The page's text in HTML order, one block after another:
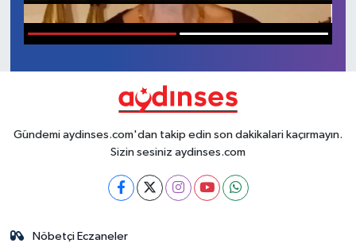
Gündemi aydinses.com'dan takip edin son dakikalari kaçırmayın.
Sizin sesiniz aydinses.com
Nöbetçi Eczaneler
Haber Arşivi